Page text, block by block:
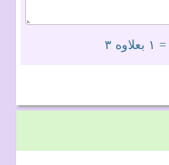
= ۱ بعلاوه ۳